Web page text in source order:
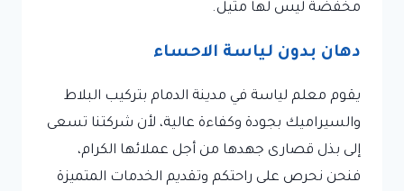
مخفضة ليس لها مثيل.
دهان بدون لياسة الاحساء
يقوم معلم لياسة في مدينة الدمام بتركيب البلاط
والسيراميك بجودة وكفاءة عالية، لأن شركتنا تسعى
إلى بذل قصارى جهدها من أجل عملائها الكرام،
فنحن نحرص على راحتكم وتقديم الخدمات المتميزة